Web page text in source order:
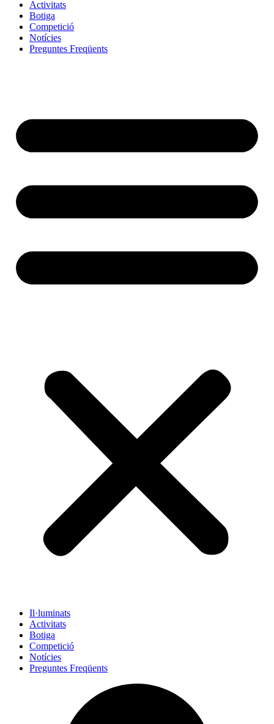
Activitats
Botiga
Competició
Notícies
Preguntes Freqüents
Il·luminats
Activitats
Botiga
Competició
Notícies
Preguntes Freqüents